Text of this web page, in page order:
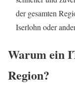
der gesamten
Iserlohn oder
Warum ein
Region?